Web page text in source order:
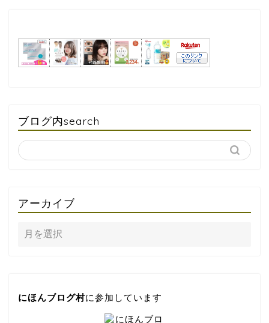
ブログ内search
アーカイブ
にほんブログ村に参加しています